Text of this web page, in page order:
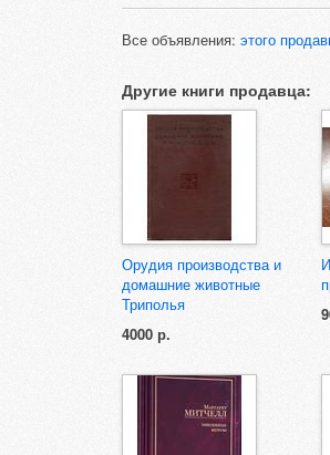
Все объявления: этого
Другие книги продавца:
Орудия производства и
домашние животные
Триполья
4000 р.